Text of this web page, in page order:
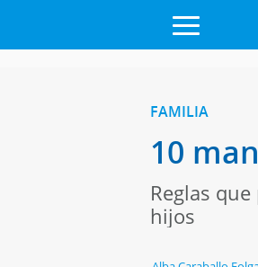
FAMILIA
10
Reglas
hijos